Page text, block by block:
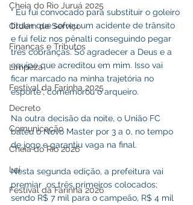
Cheia do Rio Juruá 2025
Ordem de Serviço
Finanças e Tributos
Limpeza
Festival da Farinha 2025
Decreto
Comunicação
Cheia do Rio 2026
Lei
Festival da Farinha 2026
" Eu fui convocado para substituir o goleiro
titular que sofreu um acidente de trânsito
e fui feliz nos pênalti conseguindo pegar
três cobranças. Só agradecer a Deus e a
equipe que acreditou em mim. Isso vai
ficar marcado na minha trajetória no
esporte", comemorou o arqueiro.
Na outra decisão da noite, o União FC
bateu o Novo Master por 3 a 0, no tempo
de jogo e garantiu vaga na final.
Nesta segunda edição, a prefeitura vai
premiar  os três primeiros colocados;
sendo R$ 7 mil para o campeão, R$ 4 mil